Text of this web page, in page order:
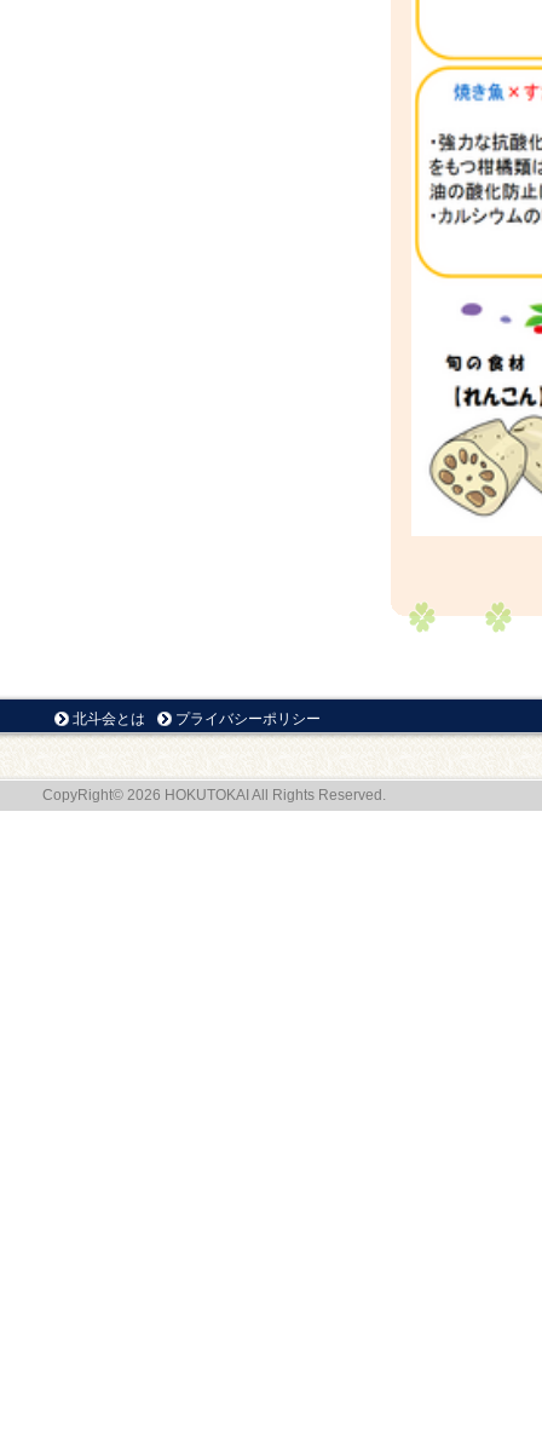
北斗会とは プライバシーポリシー
CopyRight© 2026 HOKUTOKAI All Rights Reserved.